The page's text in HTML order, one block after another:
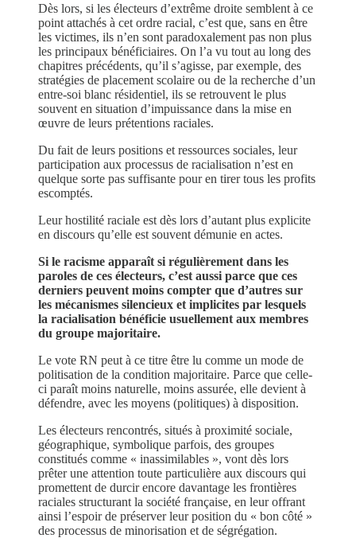
Dès lors, si les électeurs d’extrême droite semblent à ce
point attachés à cet ordre racial, c’est que, sans en être
les victimes, ils n’en sont paradoxalement pas non plus
les principaux bénéficiaires. On l’a vu tout au long des
chapitres précédents, qu’il s’agisse, par exemple, des
stratégies de placement scolaire ou de la recherche d’un
entre-soi blanc résidentiel, ils se retrouvent le plus
souvent en situation d’impuissance dans la mise en
œuvre de leurs prétentions raciales.
Du fait de leurs positions et ressources sociales, leur
participation aux processus de racialisation n’est en
quelque sorte pas suffisante pour en tirer tous les profits
escomptés.
Leur hostilité raciale est dès lors d’autant plus explicite
en discours qu’elle est souvent démunie en actes.
Si le racisme apparaît si régulièrement dans les
paroles de ces électeurs, c’est aussi parce que ces
derniers peuvent moins compter que d’autres sur
les mécanismes silencieux et implicites par lesquels
la racialisation bénéficie usuellement aux membres
du groupe majoritaire.
Le vote RN peut à ce titre être lu comme un mode de
politisation de la condition majoritaire. Parce que celle-
ci paraît moins naturelle, moins assurée, elle devient à
défendre, avec les moyens (politiques) à disposition.
Les électeurs rencontrés, situés à proximité sociale,
géographique, symbolique parfois, des groupes
constitués comme « inassimilables », vont dès lors
prêter une attention toute particulière aux discours qui
promettent de durcir encore davantage les frontières
raciales structurant la société française, en leur offrant
ainsi l’espoir de préserver leur position du « bon côté »
des processus de minorisation et de ségrégation.